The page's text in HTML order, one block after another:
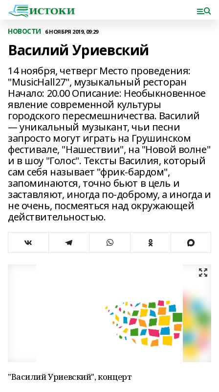
НОВОСТИ 6 НОЯБРЯ 2019, 09:29
Василий Уриевский
14 ноября, четверг Место проведения:
"MusicHall27", музыкальный ресторан
Начало: 20.00 Описание: Необыкновенное
явление современной культуры
городского пересмешничества. Василий
— уникальный музыкант, чьи песни
запросто могут играть на Грушинском
фестивале, "Нашествии", на "Новой волне"
и в шоу "Голос". Тексты Василия, который
сам себя называет "фрик-бардом",
запоминаются, точно бьют в цель и
заставляют, иногда по-доброму, а иногда и
не очень, посмеяться над окружающей
действительностью.
"Василий Уриевский", концерт